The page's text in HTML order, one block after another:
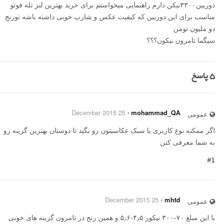
دوربین۳۳۰۰نیکن دارم راهنمایی میخواستم برای خرید بهترین لنز تله فوتو
مناسب برای این دوربین که کیفیت عکس و شارپ خوبی داشته باشه تورنج
دو ملیون تومن
سیگما تامرون نیکون؟؟؟
5پاسخ
عمومی mohammad_QA
⋅
25 December 2015
اگر ممکنه نوع کاربری یا سبک عکاسیتون رو بگید تا دوستان بهترین گزینه رو
به شما معرفی کنن
#1
عمومی mhtd
⋅
25 December 2015
با این مبلغ ۷۰-۳۰۰ نیکور ۴٫۵-۵٫۶ و همین رنج در تامرون گزینه های خوبی